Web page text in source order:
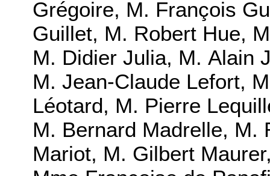
Grégoire, M. François
Guillet, M. Robert Hue,
M. Didier Julia, M. Alain
M. Jean-Claude Lefort,
Léotard, M. Pierre
M. Bernard Madrelle, M.
Mariot, M. Gilbert Maurer